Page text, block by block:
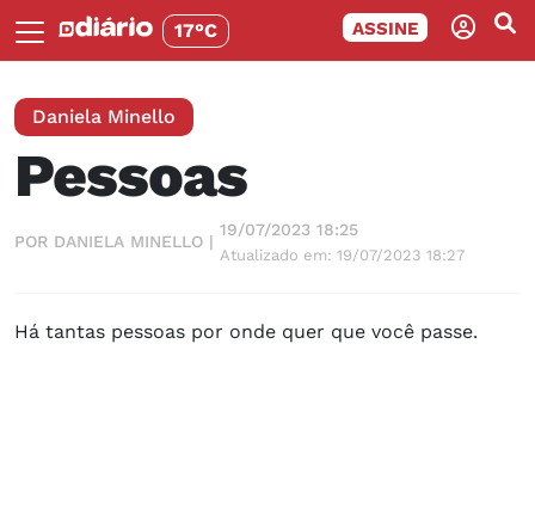
17°C ASSINE
Daniela Minello
Pessoas
POR DANIELA MINELLO |
19/07/2023 18:25
Atualizado em: 19/07/2023 18:27
Há tantas pessoas por onde quer que você passe.